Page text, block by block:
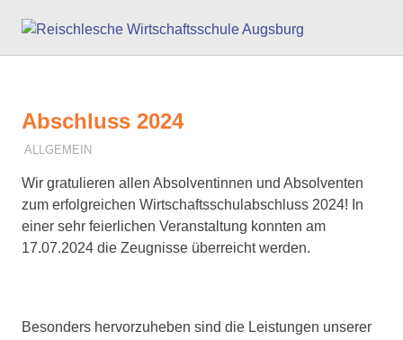
Inhalt
springen
Abschluss 2024
16. JULI 2024
F. SCHNEIDER
ALLGEMEIN
Wir gratulieren allen Absolventinnen und Absolventen
zum erfolgreichen Wirtschaftsschulabschluss 2024! In
einer sehr feierlichen Veranstaltung konnten am
17.07.2024 die Zeugnisse überreicht werden.
Besonders hervorzuheben sind die Leistungen unserer